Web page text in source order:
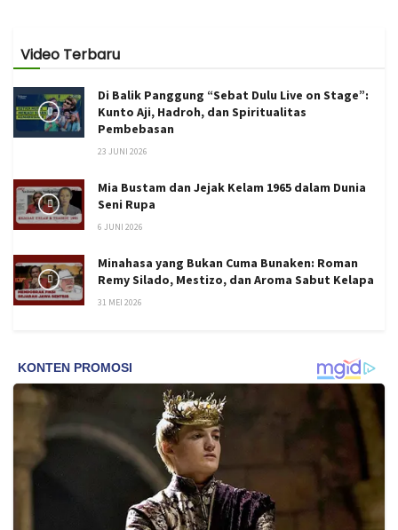
Video Terbaru
Di Balik Panggung “Sebat Dulu Live on Stage”:
Kunto Aji, Hadroh, dan Spiritualitas
Pembebasan
23 JUNI 2026
Mia Bustam dan Jejak Kelam 1965 dalam Dunia
Seni Rupa
6 JUNI 2026
Minahasa yang Bukan Cuma Bunaken: Roman
Remy Silado, Mestizo, dan Aroma Sabut Kelapa
31 MEI 2026